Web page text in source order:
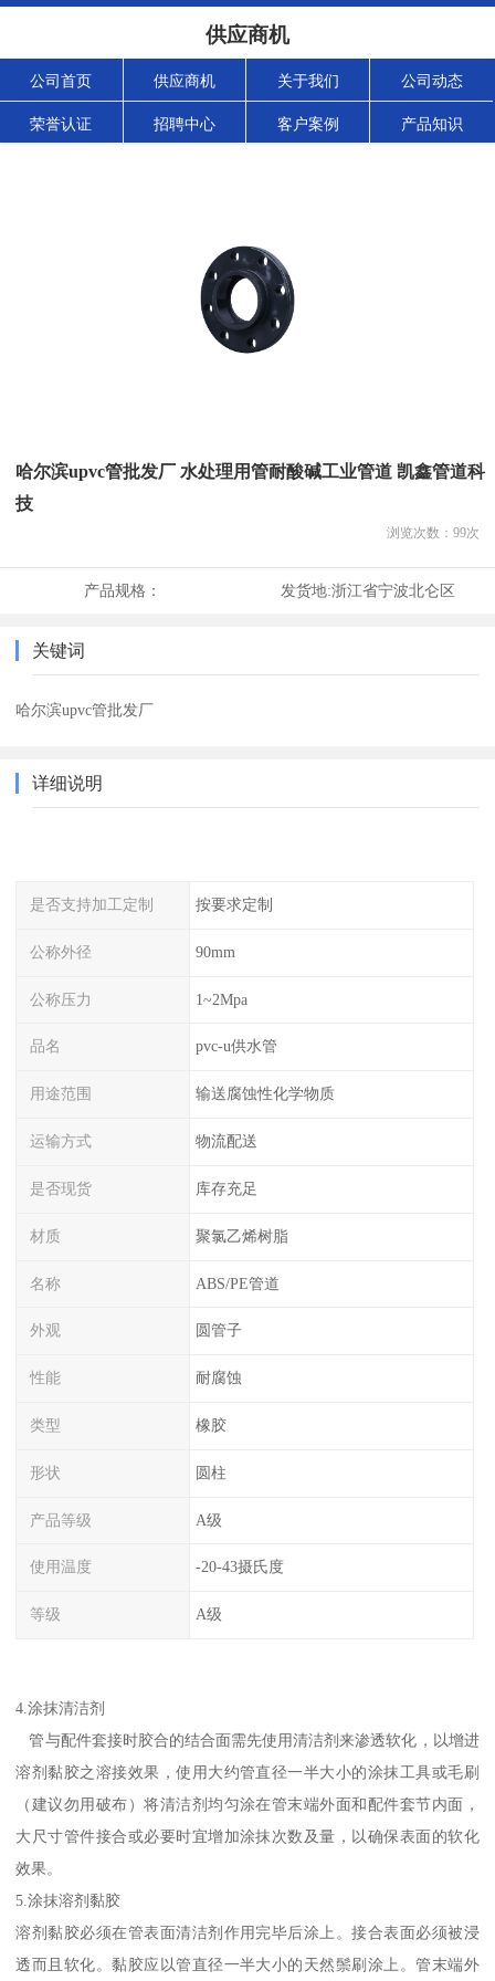
供应商机
公司首页 供应商机 关于我们 公司动态
荣誉认证 招聘中心 客户案例 产品知识
哈尔滨upvc管批发厂 水处理用管耐酸碱工业管道 凯鑫管道科
技
浏览次数： 99次
产品规格： 发货地:浙江省宁波北仑区
关键词
哈尔滨upvc管批发厂
详细说明
是否支持加工定制 按要求定制
公称外径 90mm
公称压力 1~2Mpa
品名 pvc-u供水管
用途范围 输送腐蚀性化学物质
运输方式 物流配送
是否现货 库存充足
材质 聚氯乙烯树脂
名称 ABS/PE管道
外观 圆管子
性能 耐腐蚀
类型 橡胶
形状 圆柱
产品等级 A级
使用温度 -20-43摄氏度
等级 A级
4.涂抹清洁剂
管与配件套接时胶合的结合面需先使用清洁剂来渗透软化，以增进
溶剂黏胶之溶接效果，使用大约管直径一半大小的涂抹工具或毛刷
（建议勿用破布）将清洁剂均匀涂在管末端外面和配件套节内面，
大尺寸管件接合或必要时宜增加涂抹次数及量，以确保表面的软化
效果。
5.涂抹溶剂黏胶
溶剂黏胶必须在管表面清洁剂作用完毕后涂上。接合表面必须被浸
透而且软化。黏胶应以管直径一半大小的天然鬃刷涂上。管末端外